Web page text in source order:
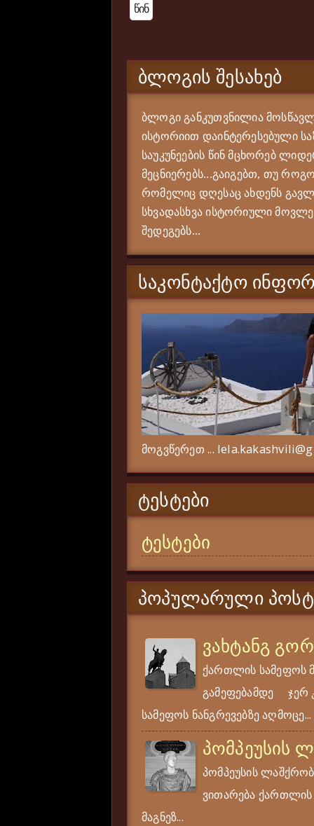
Წინ
ᲑᲚᲝᲒᲘᲡ ᲨᲔᲡᲐᲮᲔᲑ
ბლოგი განკუთვნილია
ისტორიით დაინტერესებული
საუკუნეების წინ მცხორებ
მეცნიერებს...გაიგებთ, თუ
რომელიც დღესაც ახდენს
სხვადასხვა ისტორიული
შედეგებს...
ᲡᲐᲙᲝᲜᲢᲐᲥᲢᲝ
მოგვწერეთ ...
ᲢᲔᲡᲢᲔᲑᲘ
ტესტები
ᲞᲝᲞᲣᲚᲐᲠᲣᲚᲘ
ვახტანგ
ქართლის სამეფოს
გამეფებამდე ჯერ
სამეფოს ნანგრევებზე აღმოცე...
პომპეუსის
პომპეუსის
ვითარება ქართლის
მაგნეზ...